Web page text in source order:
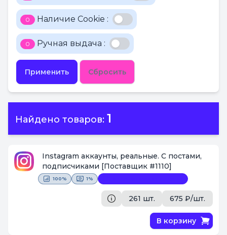
0 Наличие Cookie :
0 Ручная выдача :
Применить Сбросить
Найдено товаров: 1
Instagram аккаунты, реальные. С постами,
подписчиками [Поставщик #1110]
100% 1%
261 шт. 675 ₽/шт.
В корзину